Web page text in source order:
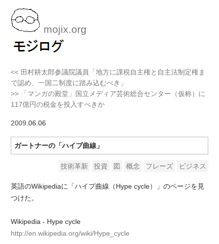
mojix.org
<< 田村耕太郎参議院議員「地方に課税自主権と自主法制定権ま
で認め、一国二制度に踏み込むべき」
>> 「マンガの殿堂」国立メディア芸術総合センター（仮称）に
117億円の税金を投入すべきか
2009 .06.06
ガートナーの「ハイプ曲線」
技術革新 投資 図 概念 フレーズ ビジネス
英語のWikipediaに「ハイプ曲線（Hype cycle）」のページを見
つけた。
Wikipedia - Hype cycle
http://en.wikipedia.org/wiki/Hype_cycle